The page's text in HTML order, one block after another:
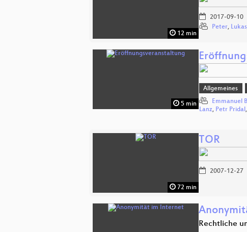
12 min
2017-09-10
Peter, Lukas
5 min
Allgemeines
Emmanuel
Lanz, Petr Pridal ,
72 min
TOR
2007-12-27
Rechtliche